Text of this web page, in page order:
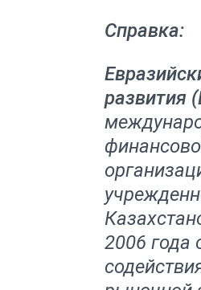
Справка:
развития
2006 года